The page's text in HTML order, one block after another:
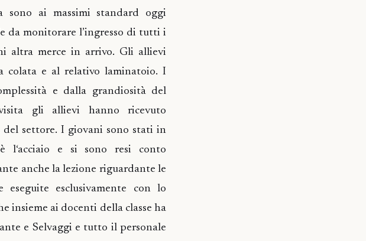
sono ai massimi standard oggi
da monitorare l’ingresso di tutti i
altra merce in arrivo. Gli allievi
colata e al relativo laminatoio. I
e dalla grandiosità del
gli allievi hanno ricevuto
settore. I giovani sono stati in
l‘acciaio e si sono resi conto
anche la lezione riguardante le
esclusivamente con lo
insieme ai docenti della classe ha
e Selvaggi e tutto il personale